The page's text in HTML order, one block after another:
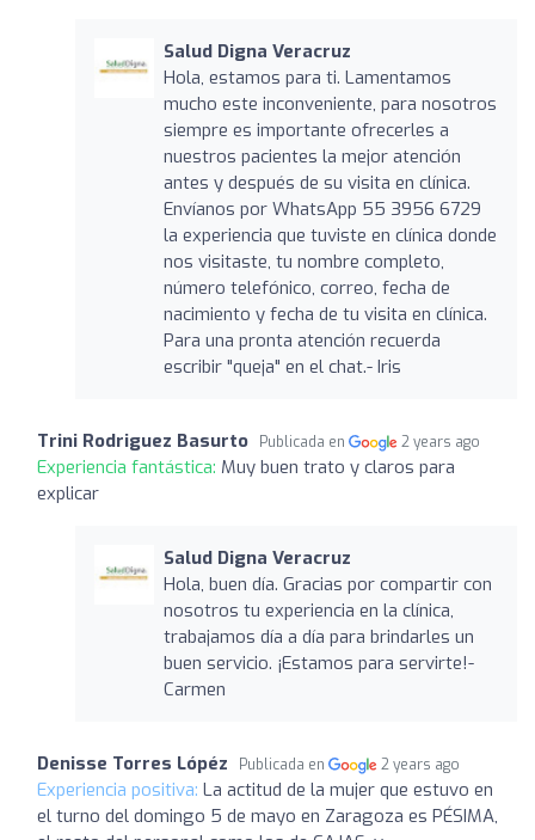
Salud Digna Veracruz
Hola, estamos para ti. Lamentamos
mucho este inconveniente, para nosotros
siempre es importante ofrecerles a
nuestros pacientes la mejor atención
antes y después de su visita en clínica.
Envíanos por WhatsApp 55 3956 6729
la experiencia que tuviste en clínica donde
nos visitaste, tu nombre completo,
número telefónico, correo, fecha de
nacimiento y fecha de tu visita en clínica.
Para una pronta atención recuerda
escribir "queja" en el chat.- Iris
Trini Rodriguez Basurto Publicada en 2 years ago
Experiencia fantástica: Muy buen trato y claros para
explicar
Salud Digna Veracruz
Hola, buen día. Gracias por compartir con
nosotros tu experiencia en la clínica,
trabajamos día a día para brindarles un
buen servicio. ¡Estamos para servirte!-
Carmen
Denisse Torres Lópéz Publicada en 2 years ago
Experiencia positiva: La actitud de la mujer que estuvo en
el turno del domingo 5 de mayo en Zaragoza es PÉSIMA,